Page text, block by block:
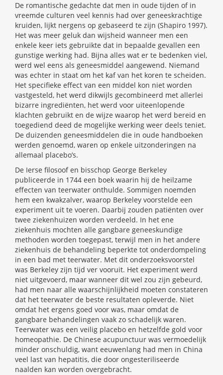
De romantische gedachte dat men in oude tijden of in
vreemde culturen veel kennis had over geneeskrachtige
kruiden, lijkt nergens op gebaseerd te zijn (Shapiro 1997).
Het was meer geluk dan wijsheid wanneer men een
enkele keer iets gebruikte dat in bepaalde gevallen een
gunstige werking had. Bijna alles wat er te bedenken viel,
werd wel eens als geneesmiddel aangewend. Niemand
was echter in staat om het kaf van het koren te scheiden.
Het specifieke effect van een middel kon niet worden
vastgesteld, het werd dikwijls gecombineerd met allerlei
bizarre ingrediënten, het werd voor uiteenlopende
klachten gebruikt en de wijze waarop het werd bereid en
toegediend deed de mogelijke werking weer deels teniet.
De duizenden geneesmiddelen die in oude handboeken
werden genoemd, waren op enkele uitzonderingen na
allemaal placebo’s.
De Ierse filosoof en bisschop George Berkeley
publiceerde in 1744 een boek waarin hij de heilzame
effecten van teerwater onthulde. Sommigen noemden
hem een kwakzalver, waarop Berkeley voorstelde een
experiment uit te voeren. Daarbij zouden patiënten over
twee ziekenhuizen worden verdeeld. In het ene
ziekenhuis mochten alle gangbare geneeskundige
methoden worden toegepast, terwijl men in het andere
ziekenhuis de behandeling beperkte tot onderdompeling
in een bad met teerwater. Met dit onderzoeksvoorstel
was Berkeley zijn tijd ver vooruit. Het experiment werd
niet uitgevoerd, maar wanneer dit wel zou zijn gebeurd,
had men naar alle waarschijnlijkheid moeten constateren
dat het teerwater de beste resultaten opleverde. Niet
omdat het ergens goed voor was, maar omdat de
gangbare behandelingen vaak zo schadelijk waren.
Teerwater was een veilig placebo en hetzelfde gold voor
homeopathie. De Chinese acupunctuur was vermoedelijk
minder onschuldig, want eeuwenlang had men in China
veel last van hepatitis, die door ongesteriliseerde
naalden kan worden overgebracht.